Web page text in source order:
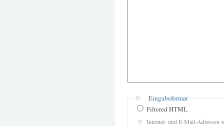
Eingabeformat
Filtered HTML
Internet- und E-Mail-Adressen